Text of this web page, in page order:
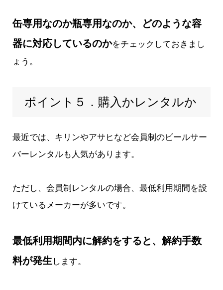
缶専用なのか瓶専用なのか、どのような容
器に対応しているのかをチェックしておきまし
ょう。
ポイント５．購入かレンタルか
最近では、キリンやアサヒなど会員制のビールサー
バーレンタルも人気があります。
ただし、会員制レンタルの場合、最低利用期間を設
けているメーカーが多いです。
最低利用期間内に解約をすると、解約手数
料が発生 します。